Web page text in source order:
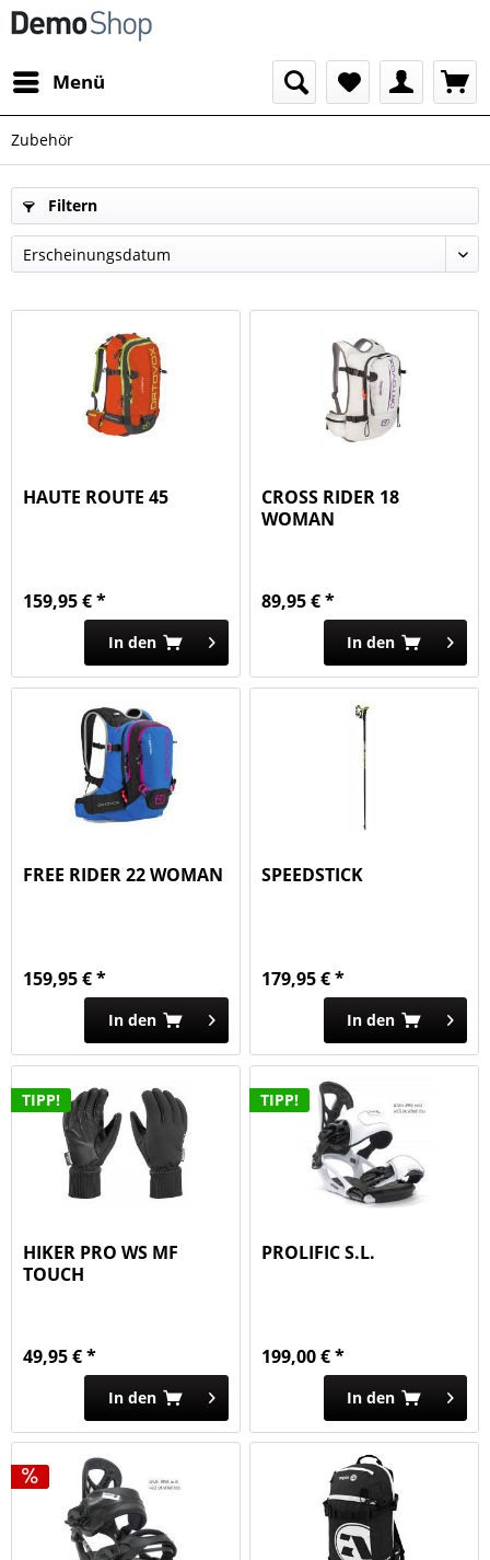
Menü
Zubehör
Filtern
HAUTE ROUTE 45
159,95 € *
In den
CROSS RIDER 18
WOMAN
89,95 € *
In den
FREE RIDER 22 WOMAN
159,95 € *
In den
SPEEDSTICK
179,95 € *
In den
TIPP!
HIKER PRO WS MF
TOUCH
49,95 € *
In den
TIPP!
PROLIFIC S.L.
199,00 € *
In den